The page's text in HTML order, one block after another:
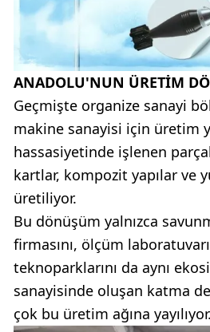
ANADOLU'NUN ÜRETİM
Geçmişte organize sanayi
makine sanayisi için üretim
hassasiyetinde işlenen
kartlar, kompozit yapılar
üretiliyor.
Bu dönüşüm yalnızca
firmasını, ölçüm
teknoparklarını da aynı
sanayisinde oluşan katma
çok bu üretim ağına yayılıyor.